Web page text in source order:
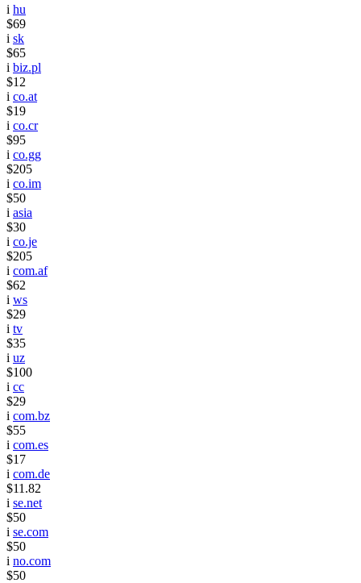
i hu
$69
i sk
$65
i biz.pl
$12
i co.at
$19
i co.cr
$95
i co.gg
$205
i co.im
$50
i asia
$30
i co.je
$205
i com.af
$62
i ws
$29
i tv
$35
i uz
$100
i cc
$29
i com.bz
$55
i com.es
$17
i com.de
$11.82
i se.net
$50
i se.com
$50
i no.com
$50